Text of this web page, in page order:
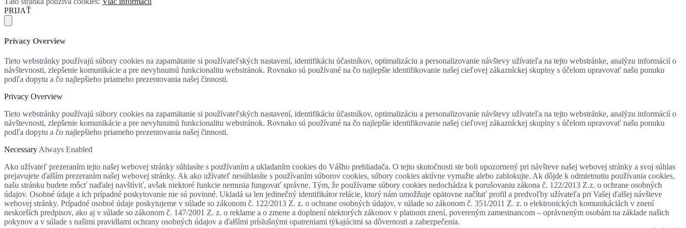
PRIJAŤ
Privacy Overview
Tieto webstránky používajú súbory cookies na zapamätanie si používateľských nastavení, identifikáciu účastníkov, optimalizáciu a personalizovanie návštevy užívateľa na tejto webstránke, analýzu informácií o
návštevnosti, zlepšenie komunikácie a pre nevyhnutnú funkcionalitu webstránok. Rovnako sú používané na čo najlepšie identifikovanie našej cieľovej zákazníckej skupiny s účelom upravovať našu ponuku
podľa dopytu a čo najlepšieho priameho prezentovania našej činnosti.
Privacy Overview
Tieto webstránky používajú súbory cookies na zapamätanie si používateľských nastavení, identifikáciu účastníkov, optimalizáciu a personalizovanie návštevy užívateľa na tejto webstránke, analýzu informácií o
návštevnosti, zlepšenie komunikácie a pre nevyhnutnú funkcionalitu webstránok. Rovnako sú používané na čo najlepšie identifikovanie našej cieľovej zákazníckej skupiny s účelom upravovať našu ponuku
podľa dopytu a čo najlepšieho priameho prezentovania našej činnosti.
Necessary Always Enabled
Ako užívateľ prezeraním tejto našej webovej stránky súhlasíte s používaním a ukladaním cookies do Vášho prehliadača. O tejto skutočnosti ste boli upozornený pri návšteve našej webovej stránky a svoj súhlas
prejavujete ďalším prezeraním našej webovej stránky. Ak ako užívateľ nesúhlasíte s používaním súborov cookies, súbory cookies aktívne vymažte alebo zablokujte. Ak dôjde k odmietnutiu používania cookies,
našu stránku budete môcť naďalej navštíviť, avšak niektoré funkcie nemusia fungovať správne. Tým, že používame súbory cookies nedochádza k porušovaniu zákona č. 122/2013 Z.z. o ochrane osobných
údajov. Osobné údaje a ich prípadné poskytovanie nie sú povinné. Ukladá sa len jedinečný identifikátor relácie, ktorý nám umožňuje opätovne načítať profil a predvoľby užívateľa pri Vašej ďalšej návšteve
webovej stránky. Prípadné osobné údaje poskytujeme v súlade so zákonom č. 122/2013 Z. z. o ochrane osobných údajov, v súlade so zákonom č. 351/2011 Z. z. o elektronických komunikáciách v znení
neskorších predpisov, ako aj v súlade so zákonom č. 147/2001 Z. z. o reklame a o zmene a doplnení niektorých zákonov v platnom znení, povereným zamestnancom – oprávneným osobám na základe našich
pokynov a v súlade s našimi pravidlami ochrany osobných údajov a ďalšími príslušnými opatreniami týkajúcimi sa dôvernosti a zabezpečenia.